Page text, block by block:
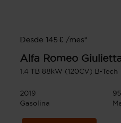
Desde 145 € /mes*
Alfa Romeo
1.4 TB 88kW (120CV) B-Tech
2019
Gasolina